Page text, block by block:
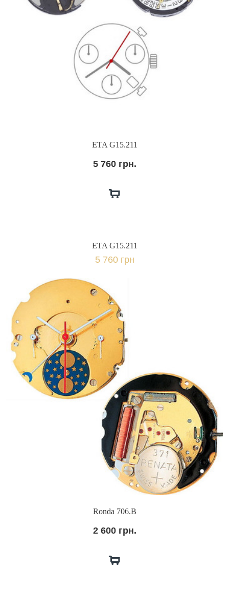
ETA G15.211
5 760 грн.
ETA G15.211
5 760 грн
Ronda 706.B
2 600 грн.